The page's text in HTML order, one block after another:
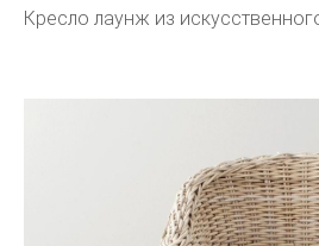
Кресло лаунж из